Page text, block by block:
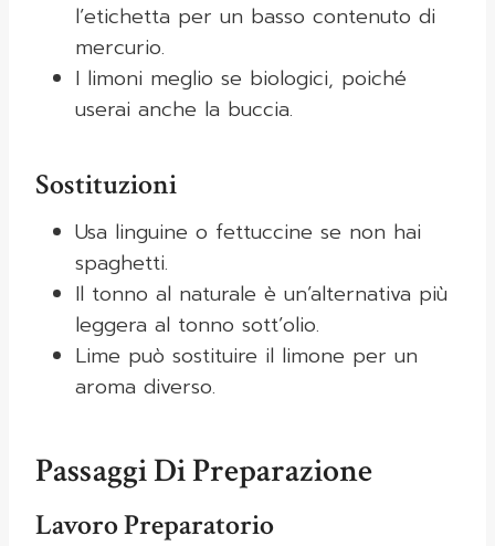
l’etichetta per un basso contenuto di
mercurio.
I limoni meglio se biologici, poiché
userai anche la buccia.
Sostituzioni
Usa linguine o fettuccine se non hai
spaghetti.
Il tonno al naturale è un’alternativa più
leggera al tonno sott’olio.
Lime può sostituire il limone per un
aroma diverso.
Passaggi Di Preparazione
Lavoro Preparatorio